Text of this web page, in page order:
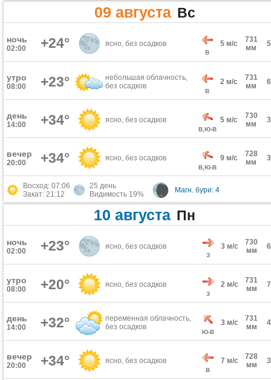
09 августа Вс
ночь
02:00 +24° ясно, без осадков
В
5 м/с
731
мм
утро
08:00 +23°
небольшая облачность,
без осадков
В
2 м/с
731
мм
день
14:00 +34° ясно, без осадков
В,Ю-В
5 м/с
730
мм
вечер
20:00 +34° ясно, без осадков
В,Ю-В
9 м/с
728
мм
Восход: 07:06
Закат: 21:12
25 день
Видимость 19%
Магн. бури: 4
10 августа Пн
ночь
02:00 +23° ясно, без осадков
З
3 м/с
730
мм
утро
08:00 +20° ясно, без осадков
З
2 м/с
731
мм
день
14:00 +32°
переменная облачность,
без осадков
Ю-В
3 м/с
731
мм
вечер
20:00 +34° ясно, без осадков
В
7 м/с
728
мм